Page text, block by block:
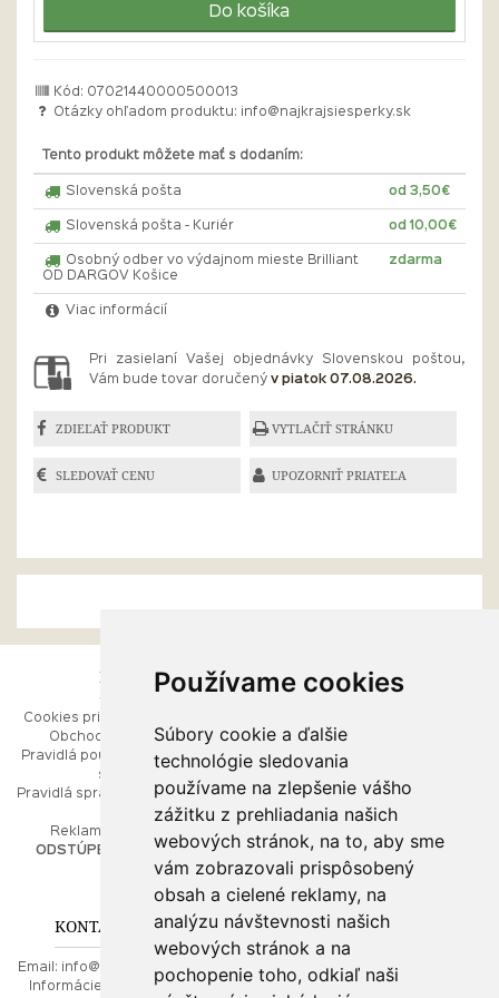
Používame cookies
Súbory cookie a ďalšie
technológie sledovania
používame na zlepšenie vášho
zážitku z prehliadania našich
webových stránok, na to, aby sme
vám zobrazovali prispôsobený
obsah a cielené reklamy, na
analýzu návštevnosti našich
webových stránok a na
pochopenie toho, odkiaľ naši
Do košíka
Kód: 07021440000500013
Otázky ohľadom produktu:
info@najkrajsiesperky.sk
Tento produkt môžete mať s dodaním:
Slovenská pošta od 3,50€
Slovenská pošta - Kuriér od 10,00€
Osobný odber vo výdajnom mieste Brilliant
OD DARGOV Košice
zdarma
Viac informácií
Pri zasielaní Vašej objednávky Slovenskou poštou,
Vám bude tovar doručený v piatok 07.08.2026.
ZDIEĽAŤ PRODUKT VYTLAČIŤ STRÁNKU
SLEDOVAŤ CENU UPOZORNIŤ PRIATEĽA
ESHOP
Cookies pri prezeraní stránok
Obchodné podmienky
Pravidlá používania webových
stránok
Pravidlá spracúvania osobných
Reklamačný poriadok
ODSTÚPENIE OD ZMLUVY
RÝCHLE MENU
Ako balíme Vaše šperky
Kontaktujte nás
PORADŇA
Ako nakupovať
O drahých kovoch
Doprava a poštovné
KONTAKT NA NÁS
Email:
info@najkrajsiesperky.sk
Informácie:
+421917 881556,